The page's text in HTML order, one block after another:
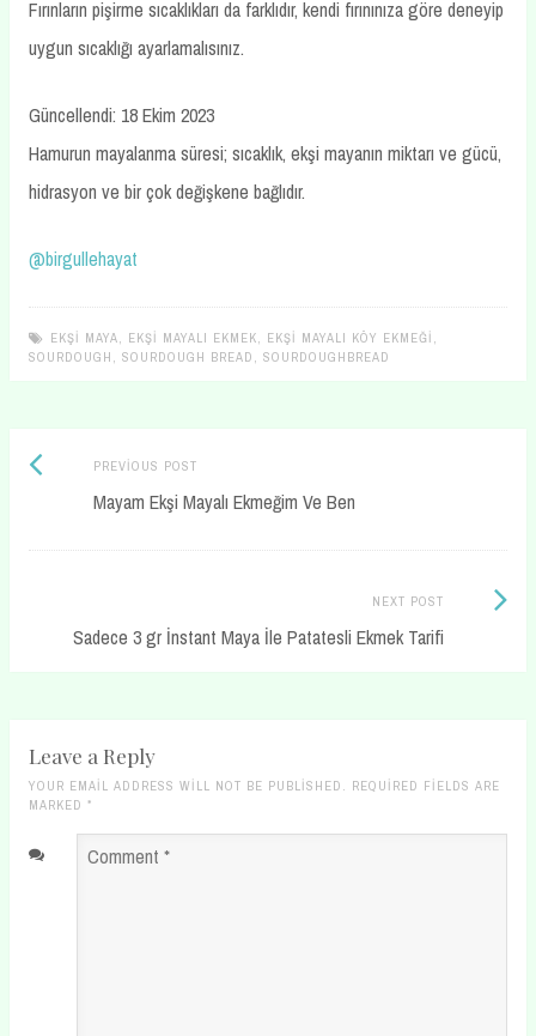
Fırınların pişirme sıcaklıkları da farklıdır, kendi fırınınıza göre deneyip
uygun sıcaklığı ayarlamalısınız.
Güncellendi: 18 Ekim 2023
Hamurun mayalanma süresi; sıcaklık, ekşi mayanın miktarı ve gücü,
hidrasyon ve bir çok değişkene bağlıdır.
@birgullehayat
EKŞI MAYA EKŞI MAYALI EKMEK EKŞI MAYALI KÖY EKMEĞI
SOURDOUGH
SOURDOUGH BREAD SOURDOUGHBREAD
Post
navigation
PREVIOUS POSTPrevious
post:
Mayam Ekşi Mayalı Ekmeğim Ve Ben
NEXT POST
Sadece 3 gr İnstant Maya İle Patatesli Ekmek Tarifi
Next
Leave a Reply
YOUR EMAIL ADDRESS WILL NOT BE PUBLISHED. REQUIRED FIELDS ARE
MARKED *
Comment